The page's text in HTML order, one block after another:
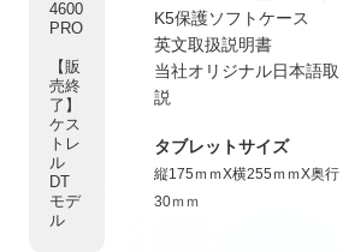
4600
PRO
【販
売終
了】
ケス
トレ
ル
DT
モデ
ル
K5保護ソフトケース
英文取扱説明書
当社オリジナル日本語取
説
タブレットサイズ
縦175ｍｍX横255ｍｍX奥行
30ｍｍ